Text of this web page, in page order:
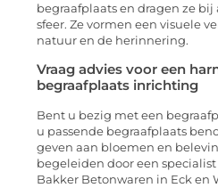
begraafplaats en dragen ze
sfeer. Ze vormen een visuele
natuur en de herinnering.
Vraag advies voor een
begraafplaats inrichting
Bent u bezig met een
u passende begraafplaats
geven aan bloemen en
begeleiden door een
Bakker Betonwaren in Eck en